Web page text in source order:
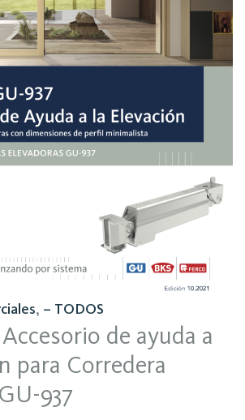
, – TODOS
de ayuda a
para Corredera
937